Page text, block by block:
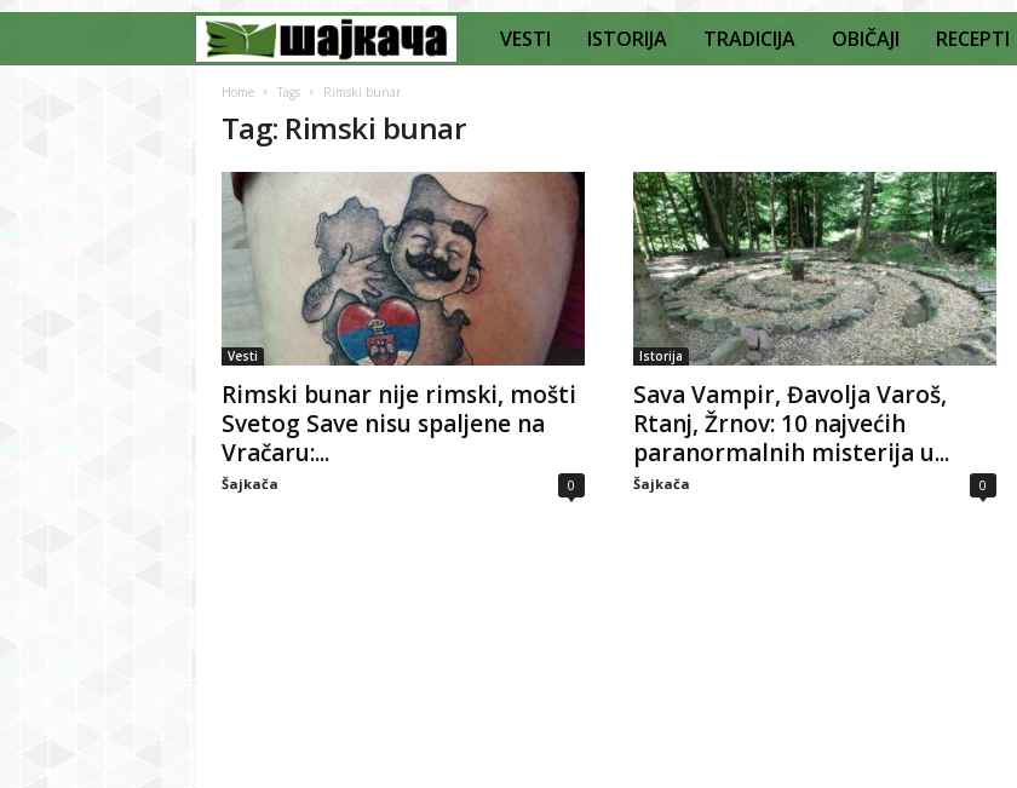
k
VESTI ISTORIJA TRADICIJA OBIČAJI RECEPTI
Home Tags Rimski bunar
Tag: Rimski bunar
Vesti
Rimski bunar nije rimski, mošti
Svetog Save nisu spaljene na
Vračaru:...
Šajkača 0
Istorija
Sava Vampir, Đavolja Varoš,
Rtanj, Žrnov: 10 najvećih
paranormalnih misterija u...
Šajkača 0